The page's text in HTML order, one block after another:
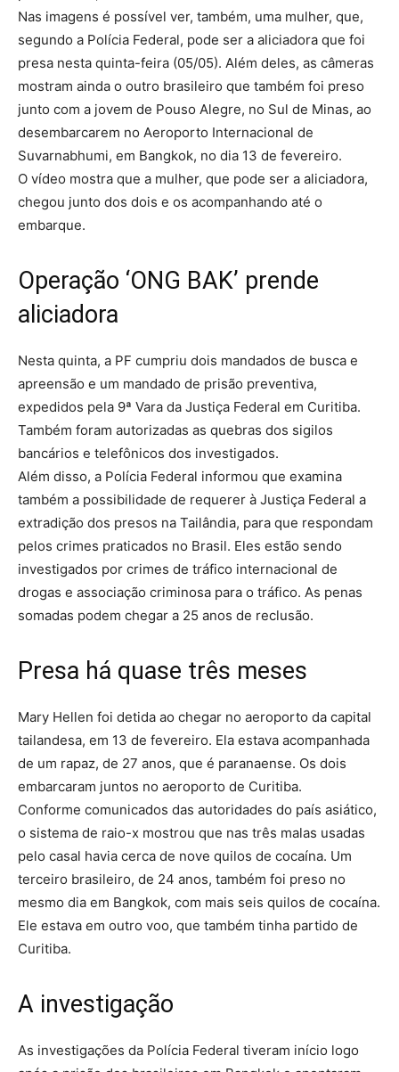
Nas imagens é possível ver, também, uma mulher, que,
segundo a Polícia Federal, pode ser a aliciadora que foi
presa nesta quinta-feira (05/05). Além deles, as câmeras
mostram ainda o outro brasileiro que também foi preso
junto com a jovem de Pouso Alegre, no Sul de Minas, ao
desembarcarem no Aeroporto Internacional de
Suvarnabhumi, em Bangkok, no dia 13 de fevereiro.
O vídeo mostra que a mulher, que pode ser a aliciadora,
chegou junto dos dois e os acompanhando até o
embarque.
Operação ‘ONG BAK’ prende
aliciadora
Nesta quinta, a PF cumpriu dois mandados de busca e
apreensão e um mandado de prisão preventiva,
expedidos pela 9ª Vara da Justiça Federal em Curitiba.
Também foram autorizadas as quebras dos sigilos
bancários e telefônicos dos investigados.
Além disso, a Polícia Federal informou que examina
também a possibilidade de requerer à Justiça Federal a
extradição dos presos na Tailândia, para que respondam
pelos crimes praticados no Brasil. Eles estão sendo
investigados por crimes de tráfico internacional de
drogas e associação criminosa para o tráfico. As penas
somadas podem chegar a 25 anos de reclusão.
Presa há quase três meses
Mary Hellen foi detida ao chegar no aeroporto da capital
tailandesa, em 13 de fevereiro. Ela estava acompanhada
de um rapaz, de 27 anos, que é paranaense. Os dois
embarcaram juntos no aeroporto de Curitiba.
Conforme comunicados das autoridades do país asiático,
o sistema de raio-x mostrou que nas três malas usadas
pelo casal havia cerca de nove quilos de cocaína. Um
terceiro brasileiro, de 24 anos, também foi preso no
mesmo dia em Bangkok, com mais seis quilos de cocaína.
Ele estava em outro voo, que também tinha partido de
Curitiba.
A investigação
As investigações da Polícia Federal tiveram início logo